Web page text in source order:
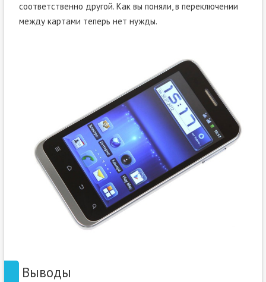
соответственно другой. Как вы поняли, в переключении
между картами теперь нет нужды.
Выводы